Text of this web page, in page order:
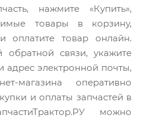
нажмите «Купить»,
товары в корзину,
оплатите товар онлайн.
обратной связи, укажите
электронной почты,
магазина оперативно
и оплаты запчастей в
можно